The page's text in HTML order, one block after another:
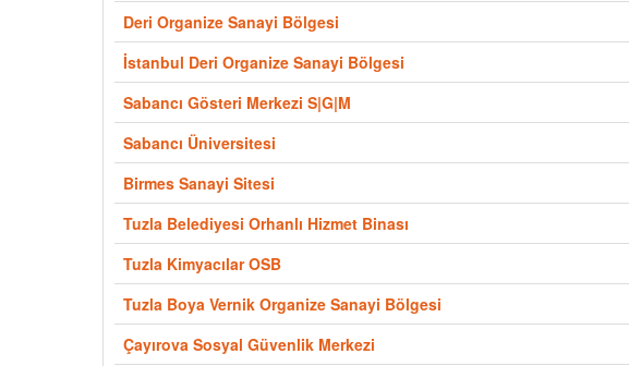
Deri Organize Sanayi Bölgesi
İstanbul Deri Organize Sanayi Bölgesi
Sabancı Gösteri Merkezi S|G|M
Sabancı Üniversitesi
Birmes Sanayi Sitesi
Tuzla Belediyesi Orhanlı Hizmet Binası
Tuzla Kimyacılar OSB
Tuzla Boya Vernik Organize Sanayi Bölgesi
Çayırova Sosyal Güvenlik Merkezi